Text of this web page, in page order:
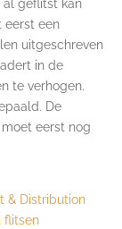
al geflitst kan
eerst een
uitgeschreven
in de
te verhogen.
De
eerst nog
& Distribution
flitsen